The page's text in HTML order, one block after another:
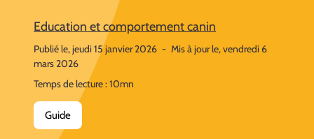
Education et comportement canin
Publié le, jeudi 15 janvier 2026 - Mis à jour le, vendredi 6
mars 2026
Temps de lecture : 10mn
Guide